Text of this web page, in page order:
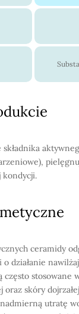
kondycji.
ceramidy
działanie
często stosowane
skóry
utratę